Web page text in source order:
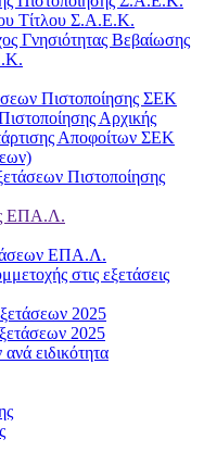
Τίτλου Σ.Α.Ε.Κ.
Γνησιότητας Βεβαίωσης
Πιστοποίησης ΣΕΚ
Αρχικής
Αποφοίτων ΣΕΚ
Πιστοποίησης
ΕΠΑ.Λ.
ΕΠΑ.Λ.
στις εξετάσεις
2025
2025
ειδικότητα